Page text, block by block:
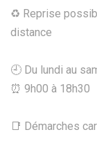
♻️ Reprise
distance
🕘 Du lundi au
⏰ 9h00 à 18h30
📑 Démarches